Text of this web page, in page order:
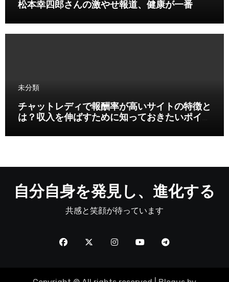
松本幸四郎さんの激やせ報道、健康が一番
未分類
チャットレディで報酬率が高いサイトの特徴と
は？収入を伸ばすために知っておきたいポイン
自分自身を発見し、進化する
共感と笑顔が待っています